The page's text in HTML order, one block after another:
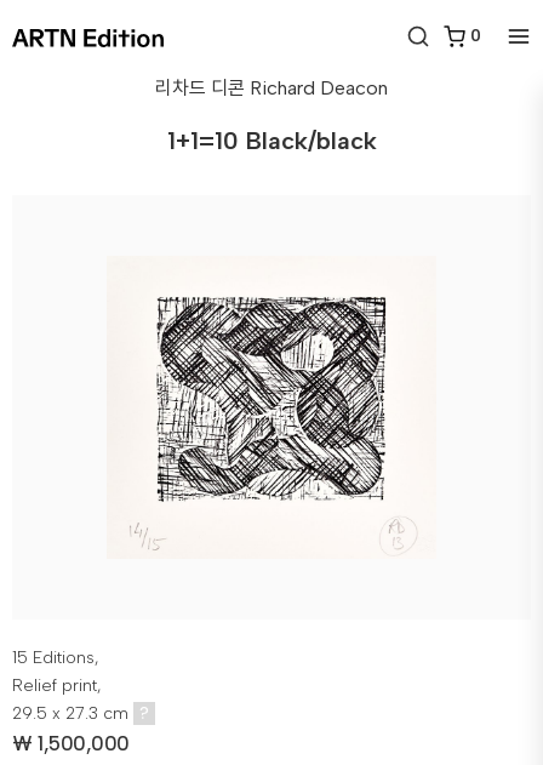
0
리차드 디콘 Richard Deacon
1+1=10 Black/black
15 Editions,
Relief print,
29.5 x 27.3 cm
?
₩1,500,000